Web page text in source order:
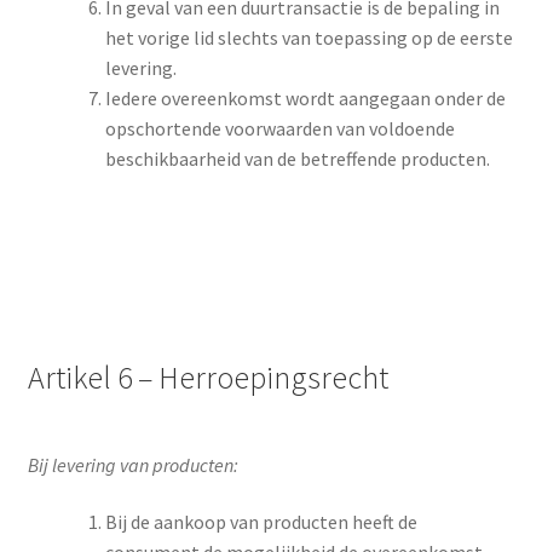
In geval van een duurtransactie is de bepaling in
het vorige lid slechts van toepassing op de eerste
levering.
Iedere overeenkomst wordt aangegaan onder de
opschortende voorwaarden van voldoende
beschikbaarheid van de betreffende producten.
Artikel 6 – Herroepingsrecht
Bij levering van producten:
Bij de aankoop van producten heeft de